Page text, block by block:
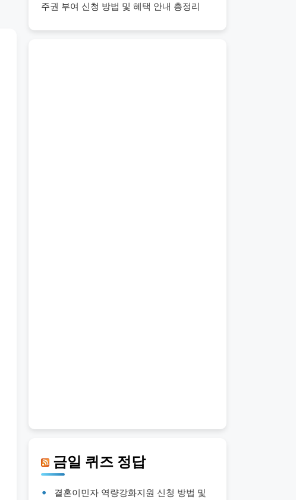
주권 부여 신청 방법 및 혜택 안내 총정리
금일 퀴즈 정답
결혼이민자 역량강화지원 신청 방법 및